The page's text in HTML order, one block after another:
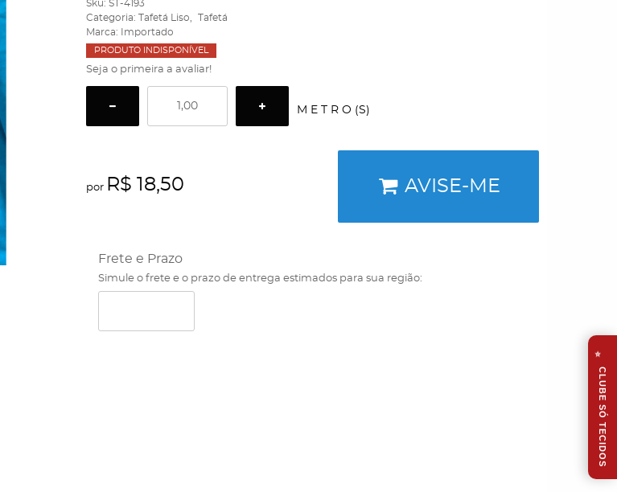
Sku: ST-4193
Categoria: Tafetá Liso
Tafetá
Marca:
Importado
PRODUTO INDISPONÍVEL
Seja o primeira a avaliar!
M E T R O (S)
por R$ 18,50 AVISE-ME
Frete e Prazo
Simule o frete e o prazo de entrega estimados para sua região:
⭐
CLUBE SÓ TECIDOS